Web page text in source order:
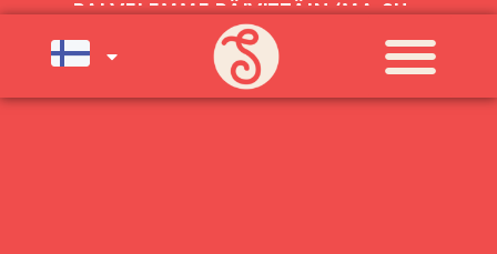
PALVELEMME PÄIVITTÄIN (MA-SU
KLO 11-21) SUNNUNTAIHIN 16.8.
SAAKKA JONKA JÄLKEEN OLEMME
AVOINNA VIIKONLOPPUISIN (PE-